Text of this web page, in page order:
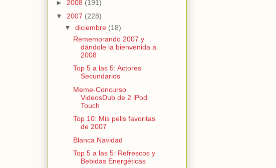
► 2008 (191)
▼ 2007 (228)
▼ diciembre (18)
Rememorando 2007 y
dándole la bienvenida a
2008
Top 5 a las 5: Actores
Secundarios
Meme-Concurso
VideosDub de 2 iPod
Touch
Top 10: Mis pelis favoritas
de 2007
Blanca Navidad
Top 5 a las 5: Refrescos y
Bebidas Energéticas